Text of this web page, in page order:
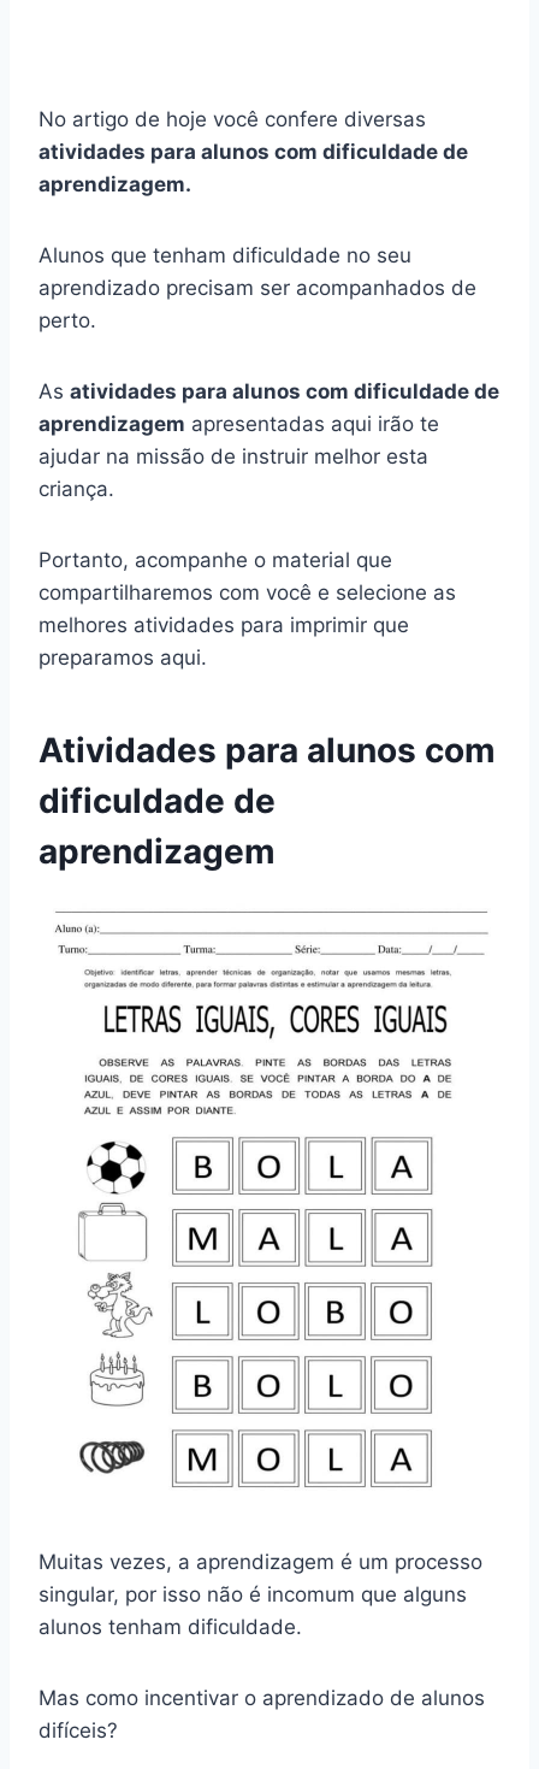
No artigo de hoje você confere diversas
atividades para alunos com dificuldade de
aprendizagem.
Alunos que tenham dificuldade no seu
aprendizado precisam ser acompanhados de
perto.
As atividades para alunos com dificuldade de
aprendizagem apresentadas aqui irão te
ajudar na missão de instruir melhor esta
criança.
Portanto, acompanhe o material que
compartilharemos com você e selecione as
melhores atividades para imprimir que
preparamos aqui.
Atividades para alunos com
dificuldade de
aprendizagem
Muitas vezes, a aprendizagem é um processo
singular, por isso não é incomum que alguns
alunos tenham dificuldade.
Mas como incentivar o aprendizado de alunos
difíceis?